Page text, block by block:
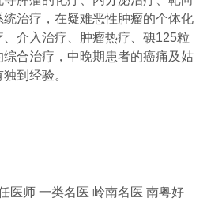
治疗，在疑难恶性肿瘤的个体化
介入治疗、肿瘤热疗、碘125粒
合治疗，中晚期患者的癌痛及姑
到经验。
医师 一类名医 岭南名医 南粤好